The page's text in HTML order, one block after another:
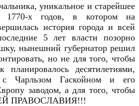
уникальное и старейшее
1770-х годов, в котором на
история города и всей
5 лет власти позорно
нынешний губернатор решил
но не для того, чтобы
десятилетиями,
с Чарльзом Гаскойном и его
заводом, а для того, чтобы
ПРАВОСЛАВИЯ!!!